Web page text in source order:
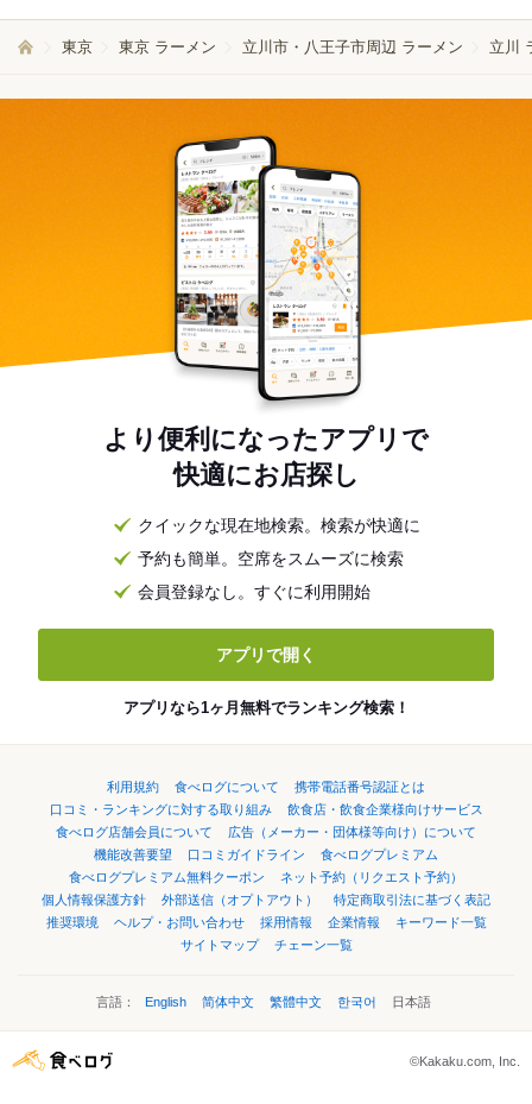
東京 東京 ラーメン 立川市・八王子市周辺 ラーメン 立川
より便利になったアプリで
快適にお店探し
クイックな現在地検索。検索が快適に
予約も簡単。空席をスムーズに検索
会員登録なし。すぐに利用開始
アプリで開く
アプリなら1ヶ月無料でランキング検索！
利用規約 食べログについて
携帯電話番号認証とは
口コミ・ランキングに対する取り組み
飲食店・飲食企業様向けサービス
食べログ店舗会員について
広告（メーカー・団体様等向け）について
機能改善要望
口コミガイドライン
食べログプレミアム
食べログプレミアム無料クーポン
ネット予約（リクエスト予約）
個人情報保護方針
外部送信（オプトアウト）
特定商取引法に基づく表記
推奨環境
ヘルプ・お問い合わせ 採用情報 企業情報
キーワード一覧
サイトマップ
チェーン一覧
言語： English 简体中文 繁體中文 한국어 日本語
©Kakaku.com, Inc.